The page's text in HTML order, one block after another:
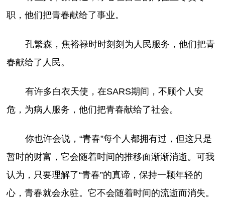
职，他们把青春献给了事业。
孔繁森，焦裕禄时时刻刻为人民服务，他们把青
春献给了人民。
有许多白衣天使，在SARS期间，不顾个人安
危，为病人服务，他们把青春献给了社会。
你也许会说，“青春”每个人都拥有过，但这只是
暂时的财富，它会随着时间的推移面渐渐消逝。可我
认为，只要理解了“青春”的真谛，保持一颗年轻的
心，青春就会永驻。它不会随着时间的流逝而消失。